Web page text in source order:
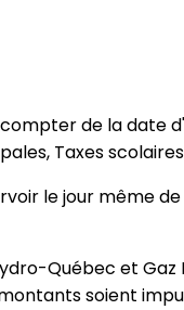
de la date
Taxes
le jour même
Québec et Gaz
soient